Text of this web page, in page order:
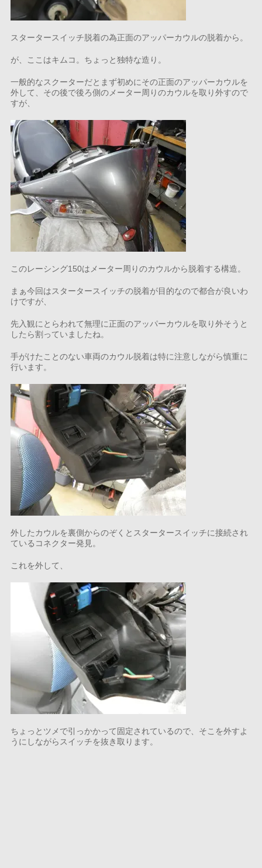
スタータースイッチ脱着の為正面のアッパーカウルの脱着から。
が、ここはキムコ。ちょっと独特な造り。
一般的なスクーターだとまず初めにその正面のアッパーカウルを
外して、その後で後ろ側のメーター周りのカウルを取り外すので
すが、
このレーシング150はメーター周りのカウルから脱着する構造。
まぁ今回はスタータースイッチの脱着が目的なので都合が良いわ
けですが、
先入観にとらわれて無理に正面のアッパーカウルを取り外そうと
したら割っていましたね。
手がけたことのない車両のカウル脱着は特に注意しながら慎重に
行います。
外したカウルを裏側からのぞくとスタータースイッチに接続され
ているコネクター発見。
これを外して、
ちょっとツメで引っかかって固定されているので、そこを外すよ
うにしながらスイッチを抜き取ります。